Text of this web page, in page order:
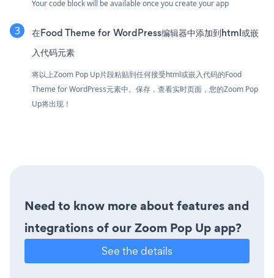
Your code block will be available once you create your app
在Food Theme for WordPress编辑器中添加到html或嵌
入代码元素
将以上Zoom Pop Up片段粘贴到任何接受html或嵌入代码的Food
Theme for WordPress元素中。保存，查看实时页面，您的Zoom Pop
Up将出现！
Need to know more about features and
integrations of our Zoom Pop Up app?
See the details